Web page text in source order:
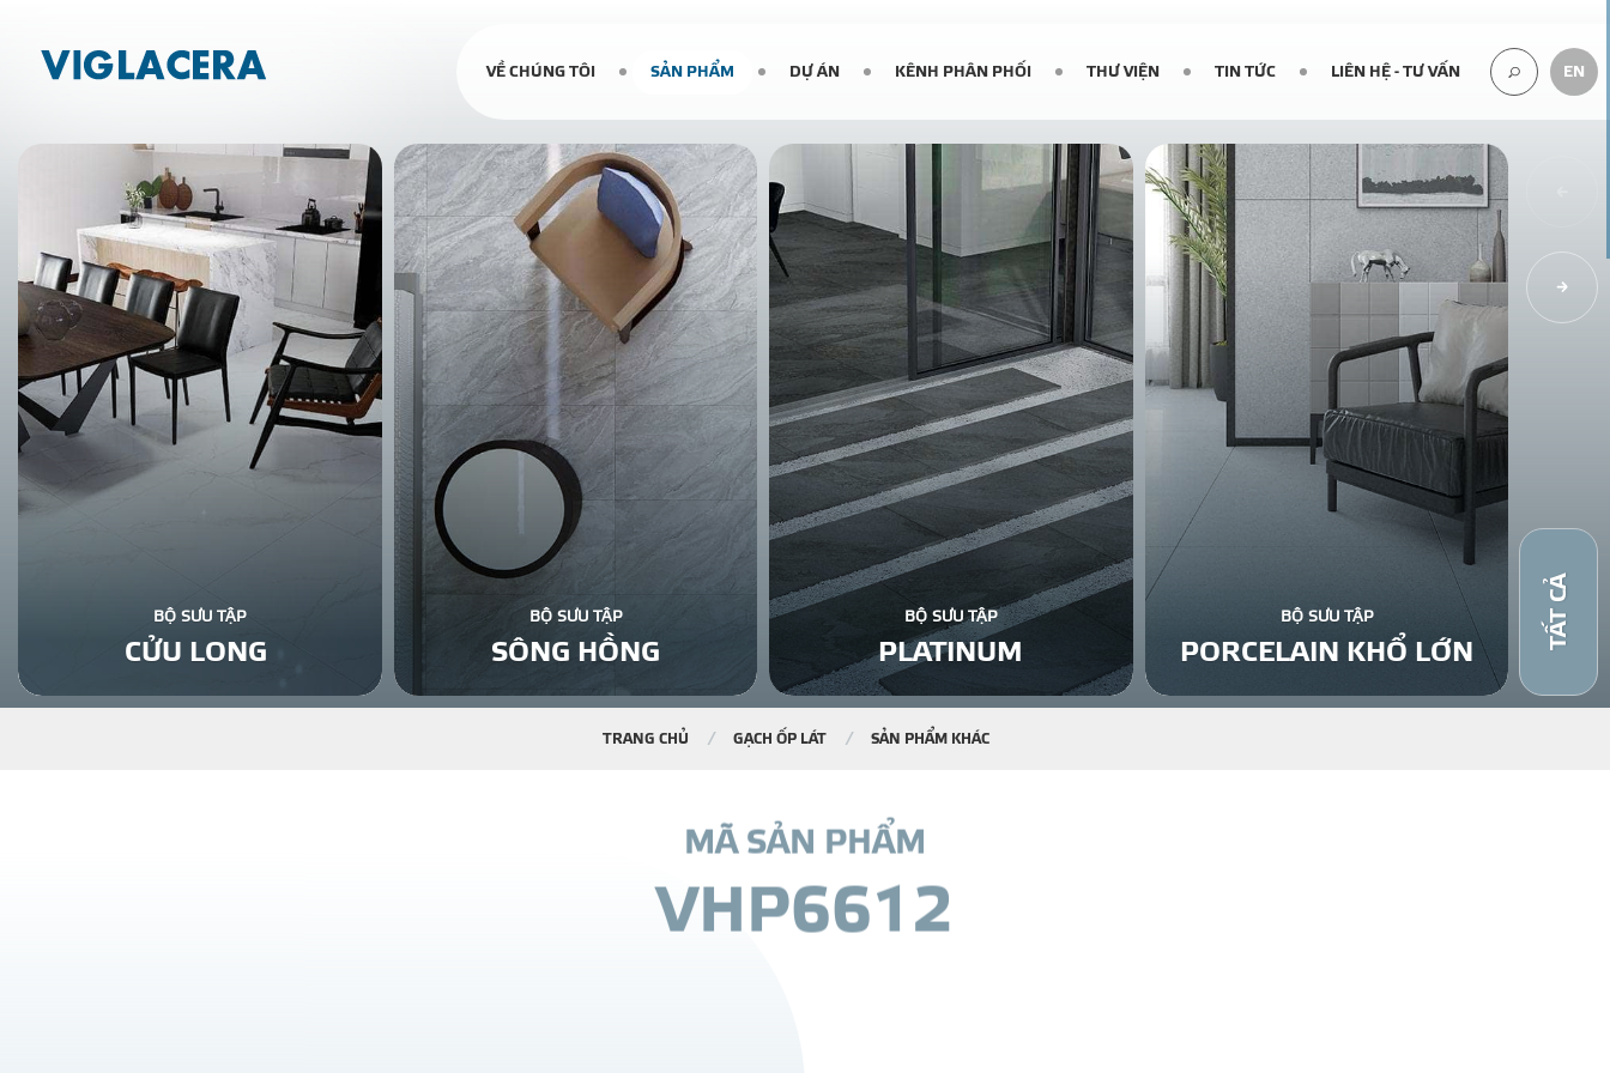
VỀ CHÚNG TÔI SẢN PHẨM DỰ ÁN KÊNH PHÂN PHỐI THƯ VIỆN TIN TỨC LIÊN HỆ - TƯ VẤN EN
BỘ SƯU TẬP
CỬU LONG
BỘ SƯU TẬP
SÔNG HỒNG
BỘ SƯU TẬP
PLATINUM
BỘ SƯU TẬP
PORCELAIN KHỔ LỚN
TẤT CẢ
TRANG CHỦ GẠCH ỐP LÁT SẢN PHẨM KHÁC
MÃ SẢN PHẨM
VHP661 2